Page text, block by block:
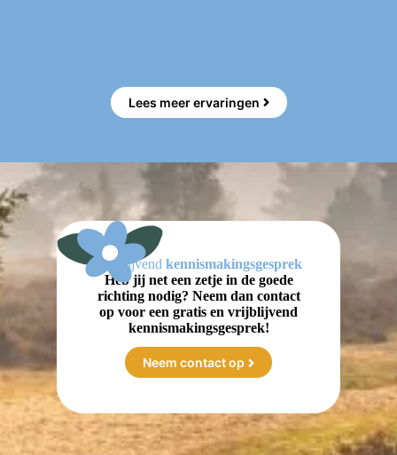
Lees meer ervaringen
Vrijblijvend kennismakingsgesprek
Heb jij net een zetje in de goede
richting nodig? Neem dan contact
op voor een gratis en vrijblijvend
kennismakingsgesprek!
Neem contact op